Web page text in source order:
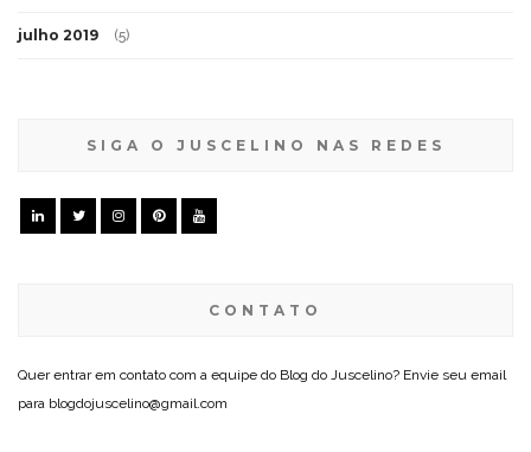
julho 2019 (5)
SIGA O JUSCELINO NAS REDES
CONTATO
Quer entrar em contato com a equipe do Blog do Juscelino? Envie seu email
para blogdojuscelino@gmail.com